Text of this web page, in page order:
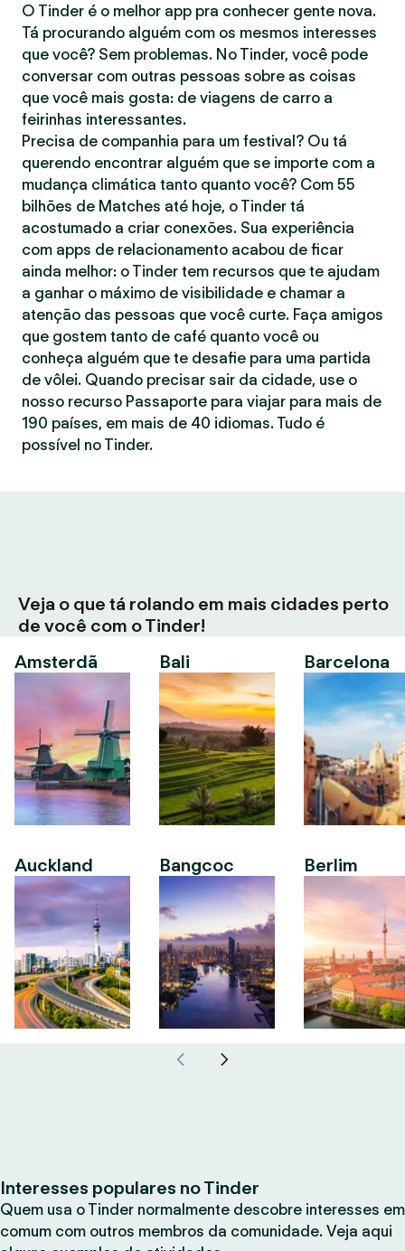
O Tinder é o melhor app pra conhecer gente nova.
Tá procurando alguém com os mesmos interesses
que você? Sem problemas. No Tinder, você pode
conversar com outras pessoas sobre as coisas
que você mais gosta: de viagens de carro a
feirinhas interessantes.
Precisa de companhia para um festival? Ou tá
querendo encontrar alguém que se importe com a
mudança climática tanto quanto você? Com 55
bilhões de Matches até hoje, o Tinder tá
acostumado a criar conexões. Sua experiência
com apps de relacionamento acabou de ficar
ainda melhor: o Tinder tem recursos que te ajudam
a ganhar o máximo de visibilidade e chamar a
atenção das pessoas que você curte. Faça amigos
que gostem tanto de café quanto você ou
conheça alguém que te desafie para uma partida
de vôlei. Quando precisar sair da cidade, use o
nosso recurso Passaporte para viajar para mais de
190 países, em mais de 40 idiomas. Tudo é
possível no Tinder.
Veja o que tá rolando em mais cidades perto
de você com o Tinder!
Amsterdã
Auckland
Bali
Bangcoc
Barcelona
Berlim
Interesses populares no Tinder
Quem usa o Tinder normalmente descobre interesses em
comum com outros membros da comunidade. Veja aqui